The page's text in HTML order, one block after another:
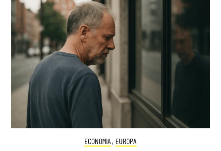
ECONOMIA , EUROPA